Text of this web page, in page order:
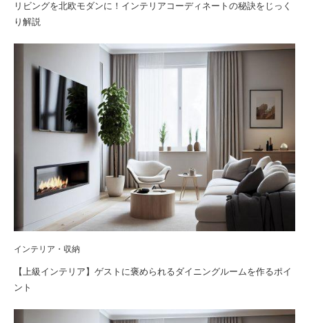
リビングを北欧モダンに！インテリアコーディネートの秘訣をじっく
り解説
インテリア・収納
【上級インテリア】ゲストに褒められるダイニングルームを作るポイ
ント